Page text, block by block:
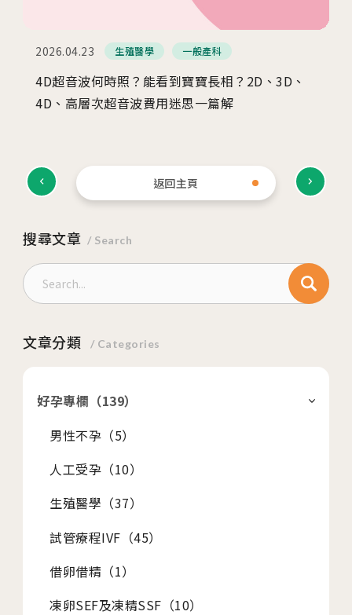
2026.04.23 生殖醫學 一般產科
4D超音波何時照？能看到寶寶長相？2D、3D、
4D、高層次超音波費用迷思一篇解
返回主頁
搜尋文章 / Search
文章分類 / Categories
好孕專欄（139）
男性不孕（5）
人工受孕（10）
生殖醫學（37）
試管療程IVF（45）
借卵借精（1）
凍卵SEF及凍精SSF（10）